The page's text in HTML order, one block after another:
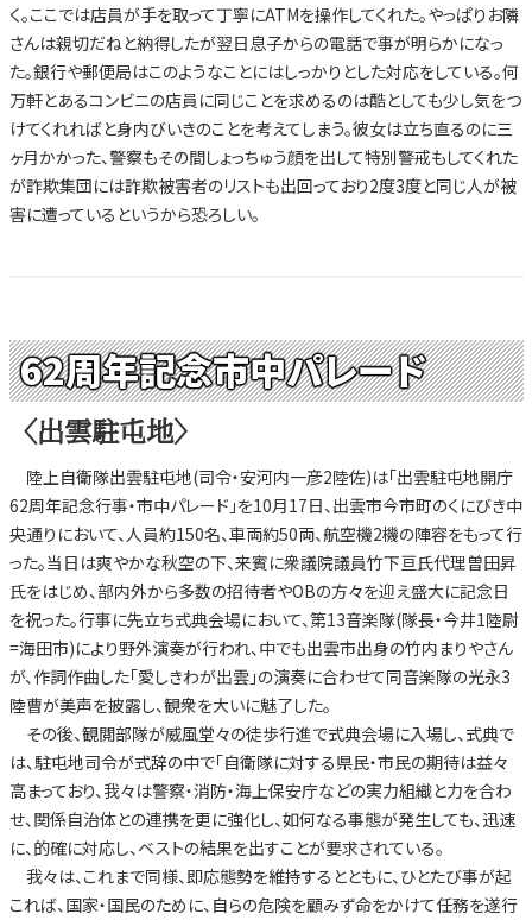
く。ここでは店員が手を取って丁寧にATMを操作してくれた。やっぱりお隣
さんは親切だねと納得したが翌日息子からの電話で事が明らかになっ
た。銀行や郵便局はこのようなことにはしっかりとした対応をしている。何
万軒とあるコンビニの店員に同じことを求めるのは酷としても少し気をつ
けてくれればと身内びいきのことを考えてしまう。彼女は立ち直るのに三
ヶ月かかった、警察もその間しょっちゅう顔を出して特別警戒もしてくれた
が詐欺集団には詐欺被害者のリストも出回っており2度3度と同じ人が被
害に遭っているというから恐ろしい。
62周年記念市中パレード
〈出雲駐屯地〉
陸上自衛隊出雲駐屯地(司令・安河内一彦2陸佐)は「出雲駐屯地開庁
62周年記念行事・市中パレード」を10月17日、出雲市今市町のくにびき中
央通りにおいて、人員約150名、車両約50両、航空機2機の陣容をもって行
った。当日は爽やかな秋空の下、来賓に衆議院議員竹下亘氏代理曽田昇
氏をはじめ、部内外から多数の招待者やOBの方々を迎え盛大に記念日
を祝った。行事に先立ち式典会場において、第13音楽隊(隊長・今井1陸尉
=海田市)により野外演奏が行われ、中でも出雲市出身の竹内まりやさん
が、作詞作曲した「愛しきわが出雲」の演奏に合わせて同音楽隊の光永3
陸曹が美声を披露し、観衆を大いに魅了した。
その後、観閲部隊が威風堂々の徒歩行進で式典会場に入場し、式典で
は、駐屯地司令が式辞の中で「自衛隊に対する県民・市民の期待は益々
高まっており、我々は警察・消防・海上保安庁などの実力組織と力を合わ
せ、関係自治体との連携を更に強化し、如何なる事態が発生しても、迅速
に、的確に対応し、ベストの結果を出すことが要求されている。
我々は、これまで同様、即応態勢を維持するとともに、ひとたび事が起
これば、国家・国民のために、自らの危険を顧みず命をかけて任務を遂行